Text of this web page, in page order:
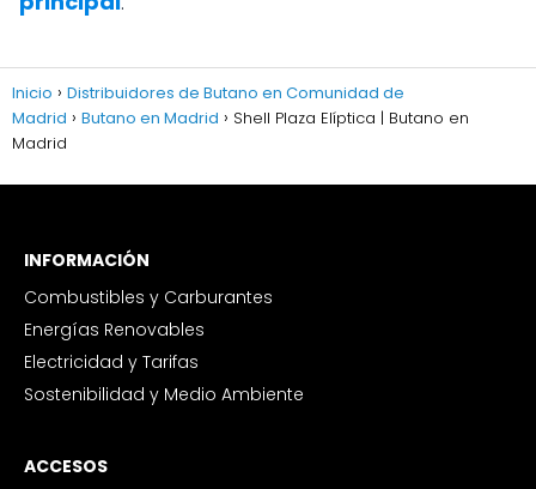
Inicio
Distribuidores de Butano en Comunidad de
Madrid
Butano en Madrid
Shell Plaza Elíptica | Butano en
Madrid
INFORMACIÓN
Combustibles y Carburantes
Energías Renovables
Electricidad y Tarifas
Sostenibilidad y Medio Ambiente
ACCESOS